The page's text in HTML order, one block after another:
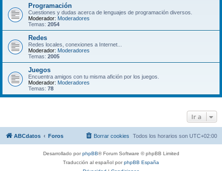
Programación
Cuestiones y dudas acerca de lenguajes de programación diversos.
Moderador: Moderadores
Temas: 2054
Redes
Redes locales, conexiones a Internet...
Moderador: Moderadores
Temas: 2005
Juegos
Encuentra amigos con tu misma afición por los juegos.
Moderador: Moderadores
Temas: 78
Ir a
ABCdatos Foros Todos los horarios son UTC+02:00
Borrar cookies
Desarrollado porphpBB® Forum Software © phpBB Limited
Traducción al español porphpBB España